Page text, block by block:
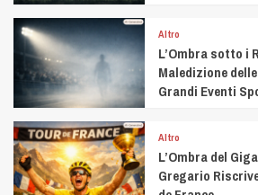
Altro
L’Ombra sotto i
Maledizione
Grandi Eventi
Altro
L’Ombra del
Gregario